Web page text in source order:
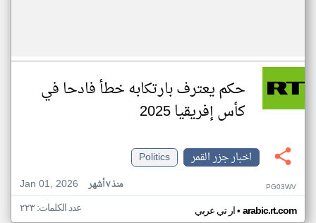
حكم يعترف بارتكابه خطأ فادحا في
كأس إفريقيا 2025
اخبار جزر القمر
Politics
Jan 01, 2026
منذ ٧ أشهر PG03WV
ار تي عربي• arabic.rt.com عدد الكلمات: ٢٢٣